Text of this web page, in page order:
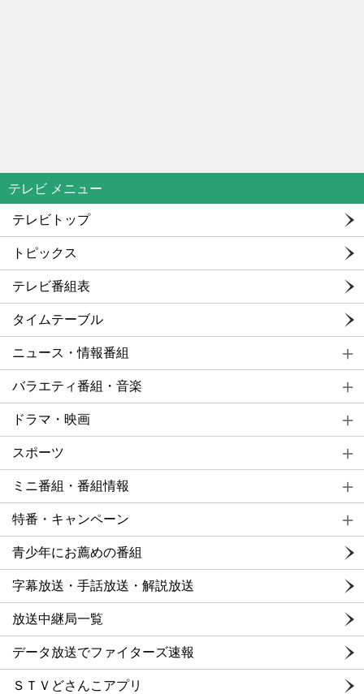
テレビ メニュー
テレビトップ
トピックス
テレビ番組表
タイムテーブル
ニュース・情報番組
バラエティ番組・音楽
ドラマ・映画
スポーツ
ミニ番組・番組情報
特番・キャンペーン
青少年にお薦めの番組
字幕放送・手話放送・解説放送
放送中継局一覧
データ放送でファイターズ速報
ＳＴＶどさんこアプリ